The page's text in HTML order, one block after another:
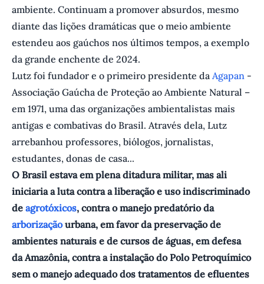
ambiente. Continuam a promover absurdos, mesmo
diante das lições dramáticas que o meio ambiente
estendeu aos gaúchos nos últimos tempos, a exemplo
da grande enchente de 2024.
Lutz foi fundador e o primeiro presidente da Agapan -
Associação Gaúcha de Proteção ao Ambiente Natural –
em 1971, uma das organizações ambientalistas mais
antigas e combativas do Brasil. Através dela, Lutz
arrebanhou professores, biólogos, jornalistas,
estudantes, donas de casa...
O Brasil estava em plena ditadura militar, mas ali
iniciaria a luta contra a liberação e uso indiscriminado
de agrotóxicos, contra o manejo predatório da
arborizaçãourbana, em favor da preservação de
ambientes naturais e de cursos de águas, em defesa
da Amazônia, contra a instalação do Polo Petroquímico
sem o manejo adequado dos tratamentos de efluentes